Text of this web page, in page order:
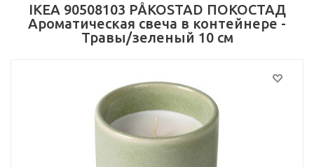
IKEA 90508103 PÅKOSTAD ПОКОСТАД
Ароматическая свеча в контейнере -
Травы/зеленый 10 см